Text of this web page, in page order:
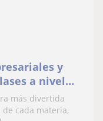
y
a nivel
bach con
más divertida
cada materia,